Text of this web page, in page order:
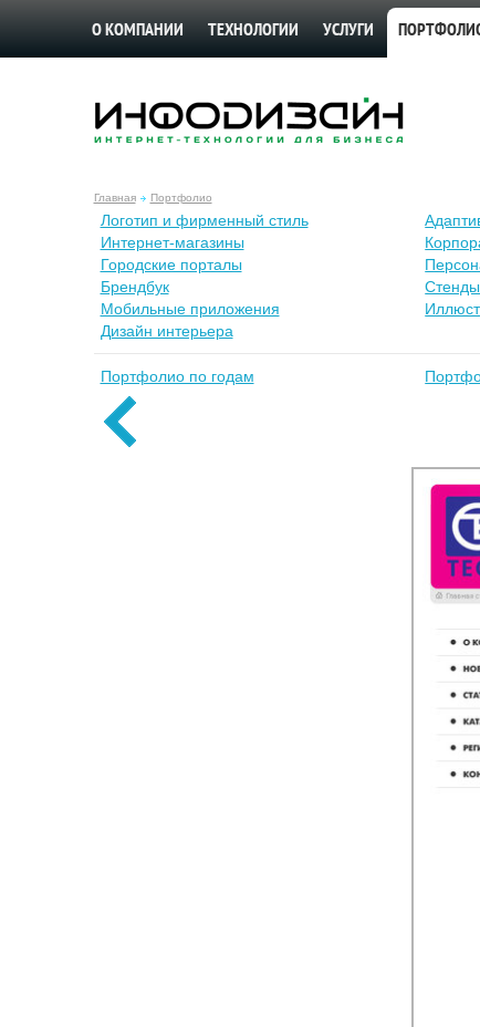
О КОМПАНИИ ТЕХНОЛОГИИ УСЛУГИ
Главная Портфолио
Лoготип и фирменный стиль
Интернет-магазины
Городские порталы
Брендбук
Стенды
Мобильные приложения
Дизайн интерьера
Портфолио по годам